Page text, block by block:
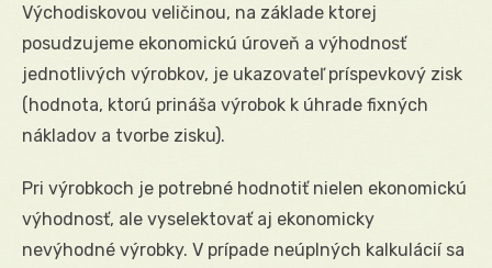
Východiskovou veličinou, na základe ktorej
posudzujeme ekonomickú úroveň a výhodnosť
jednotlivých výrobkov, je ukazovateľ príspevkový zisk
(hodnota, ktorú prináša výrobok k úhrade fixných
nákladov a tvorbe zisku).
Pri výrobkoch je potrebné hodnotiť nielen ekonomickú
výhodnosť, ale vyselektovať aj ekonomicky
nevýhodné výrobky. V prípade neúplných kalkulácií sa